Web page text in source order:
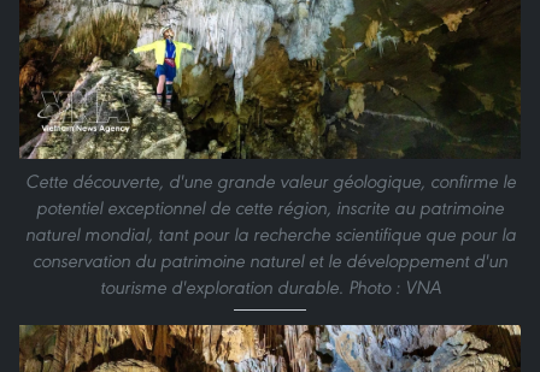
Cette découverte, d'une grande valeur géologique, confirme le
potentiel exceptionnel de cette région, inscrite au patrimoine
naturel mondial, tant pour la recherche scientifique que pour la
conservation du patrimoine naturel et le développement d'un
tourisme d'exploration durable. Photo : VNA